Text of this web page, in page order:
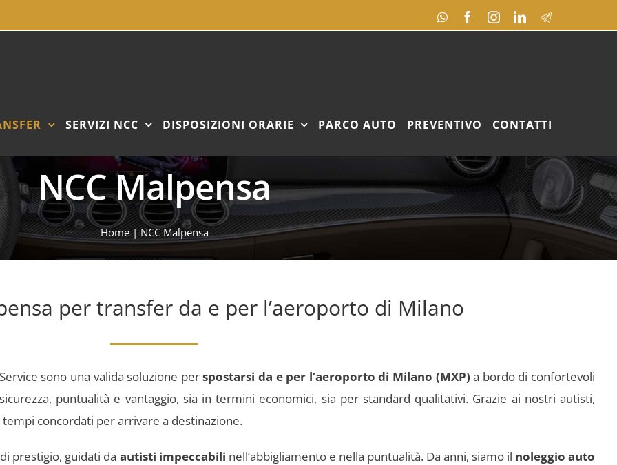
WhatsAppFacebookInstagram
LinkedIn
Telegram
SERVIZI NCC DISPOSIZIONI ORARIE PARCO AUTO PREVENTIVO CONTATTI
NCC Malpensa
Home|NCC Malpensa
per transfer da e per l’aeroporto di Milano
sono una valida soluzione perspostarsi da e per l’aeroporto di Milano (MXP)a bordo di confortevoli
puntualità e vantaggio, sia in termini economici, sia per standard qualitativi. Grazie ai nostri autisti,
concordati per arrivare a destinazione.
prestigio, guidati da autisti impeccabili nell’abbigliamento e nella puntualità. Da anni, siamo il noleggio auto